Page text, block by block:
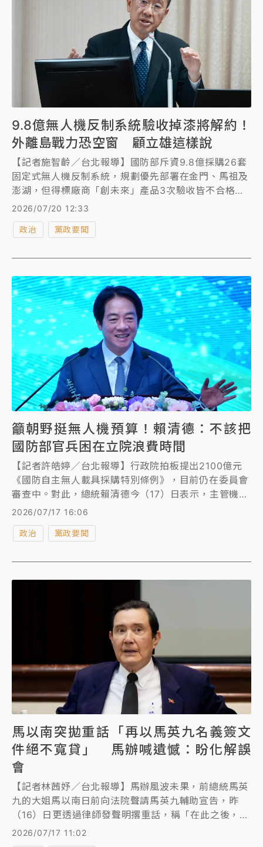
9.8億無人機反制系統驗收掉漆將解約！
外離島戰力恐空窗 顧立雄這樣說
【記者施智齡／台北報導】國防部斥資9.8億採購26套
固定式無人機反制系統，規劃優先部署在金門、馬祖及
澎湖，但得標廠商「創未來」產品3次驗收皆不合格，
國防部將解約、擇期重新招標。對於外離島戰力空窗補
救，國防部長顧立雄表示，強化不對稱戰力採購特別預
算（7800億）規劃籌購可攜式反制無人機系統，若獲
2026/07/20 12:33
政治 黨政要聞
籲朝野挺無人機預算！賴清德：不該把
國防部官兵困在立院浪費時間
【記者許皓婷／台北報導】行政院拍板提出2100億元
《國防自主無人載具採購特別條例》，目前仍在委員會
審查中。對此，總統賴清德今（17）日表示，主管機關
若是經濟部，未來只能作為商用、民用，並不符合我國
兵困在立法院裡面浪費時間，呼籲立法院支持預算。
2026/07/17 16:06
政治 黨政要聞
馬以南突拋重話「再以馬英九名義簽文
件絕不寬貸」 馬辦喊遺憾：盼化解誤
會
【記者林茜妤／台北報導】馬辦風波未果，前總統馬英
九的大姐馬以南日前向法院聲請馬英九輔助宣告，昨
（16）日更透過律師發聲明撂重話，稱「在此之後，如
再有以其（馬英九）名義或簽署之任何文件進行各般行
為，當依法著即訴諸法律究責，絕不寬貸」。不過，馬
2026/07/17 11:02